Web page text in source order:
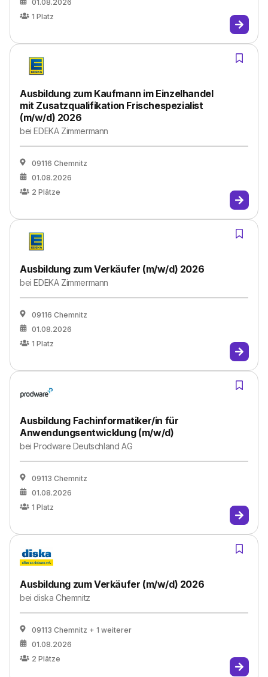
01.08.2026
1 Platz
Ausbildung zum Kaufmann im Einzelhandel
mit Zusatzqualifikation Frischespezialist
(m/w/d) 2026
beiEDEKA Zimmermann
09116 Chemnitz
01.08.2026
2 Plätze
Ausbildung zum Verkäufer (m/w/d) 2026
beiEDEKA Zimmermann
09116 Chemnitz
01.08.2026
1 Platz
Ausbildung Fachinformatiker/in für
Anwendungsentwicklung (m/w/d)
beiProdware Deutschland AG
09113 Chemnitz
01.08.2026
1 Platz
Ausbildung zum Verkäufer (m/w/d) 2026
beidiska Chemnitz
09113 Chemnitz + 1 weiterer
01.08.2026
2 Plätze